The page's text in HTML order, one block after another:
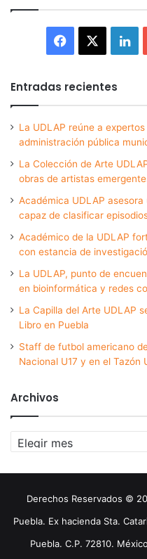
Facebook
Entradas recientes
La UDLAP reúne a
administración pública
La Colección de Arte
obras de artistas
Académica UDLAP
capaz de clasificar
Académico de la UDLAP
con estancia de
La UDLAP, punto de
en bioinformática y redes
La Capilla del Arte UDLAP
Libro en Puebla
Staff de futbol americano
Nacional U17 y en el Tazón
Archivos
Archivos
Derechos Reservados ©
Puebla. Ex hacienda Sta.
Puebla. C.P. 72810.